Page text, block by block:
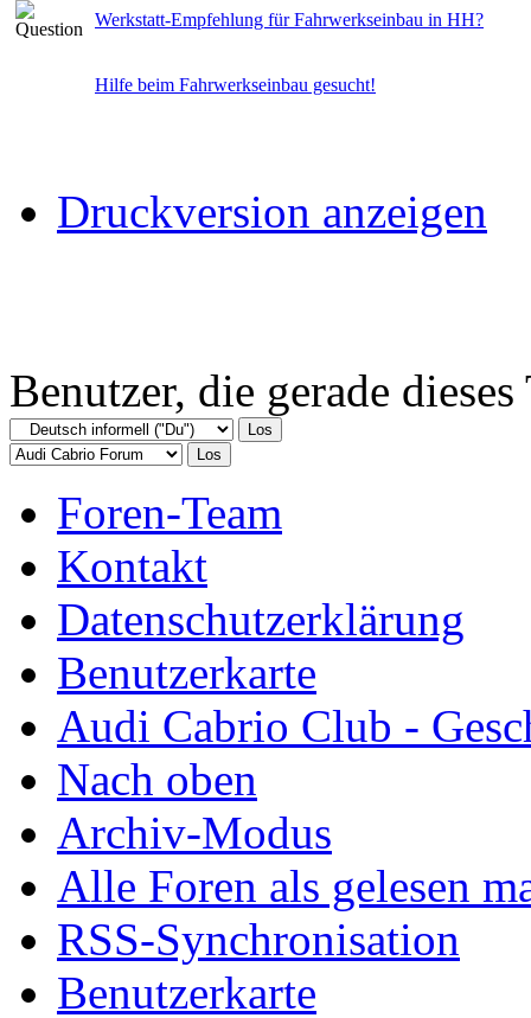
Werkstatt-Empfehlung für Fahrwerkseinbau in HH?
Hilfe beim Fahrwerkseinbau gesucht!
Druckversion anzeigen
Benutzer, die gerade
Foren-Team
Kontakt
Datenschutzerklärung
Benutzerkarte
Audi Cabrio Club -
Nach oben
Archiv-Modus
Alle Foren als gelesen
RSS-Synchronisation
Benutzerkarte